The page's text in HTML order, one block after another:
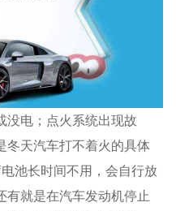
没电；点火系统出现故
冬天汽车打不着火的具体
池长时间不用，会自行放
有就是在汽车发动机停止